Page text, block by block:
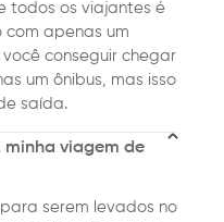
todos os viajantes é
com apenas um
você conseguir chegar
um ônibus, mas isso
saída.
minha viagem de
serem levados no